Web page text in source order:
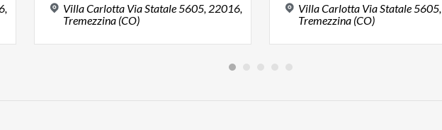
Villa Carlotta Via Statale 5605, 22016,
Tremezzina (CO)
Villa Carlotta Via Statale
Tremezzina (CO)